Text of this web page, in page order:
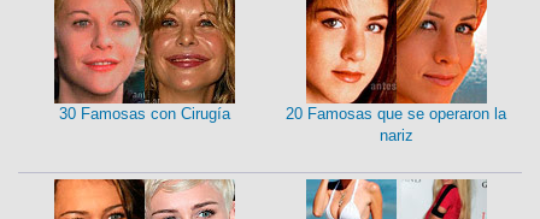
30 Famosas con Cirugía
20 Famosas que se operaron la
nariz